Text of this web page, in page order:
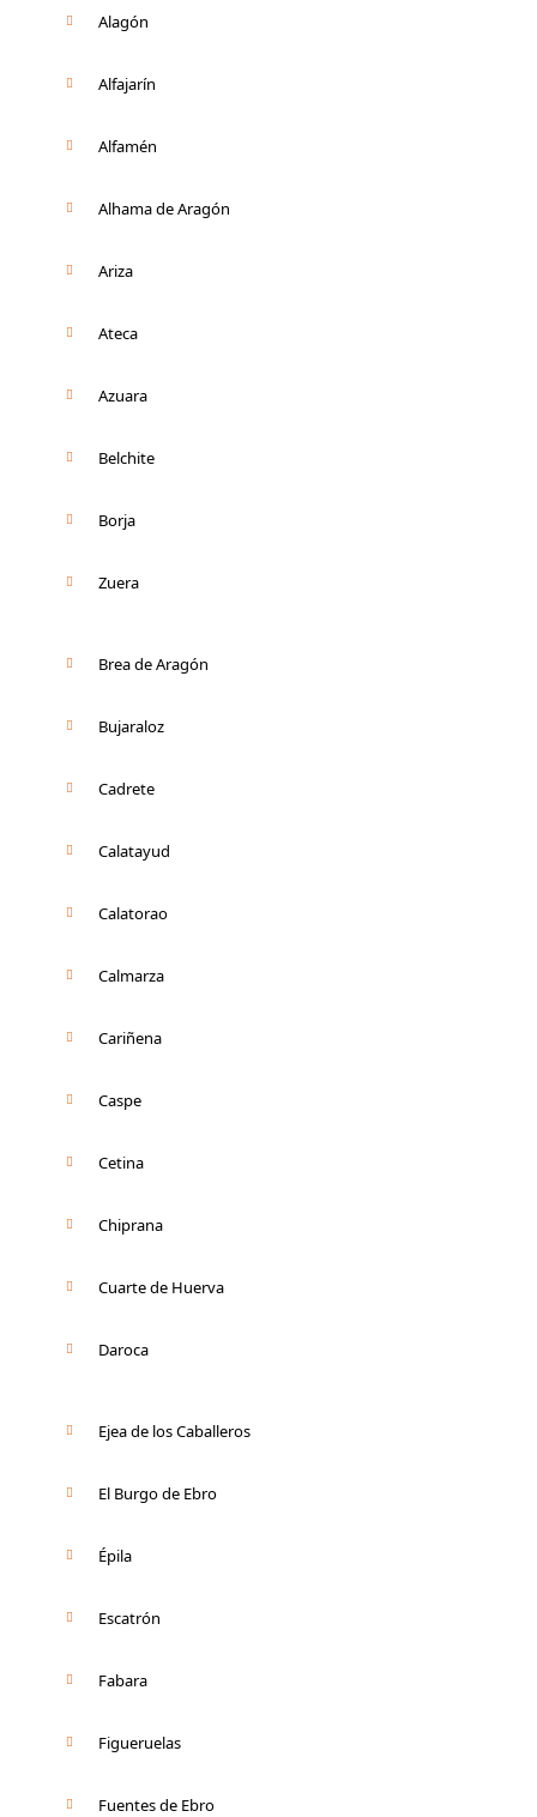
Alagón
Alfajarín
Alfamén
Alhama de Aragón
Ariza
Ateca
Azuara
Belchite
Borja
Zuera
Brea de Aragón
Bujaraloz
Cadrete
Calatayud
Calatorao
Calmarza
Cariñena
Caspe
Cetina
Chiprana
Cuarte de Huerva
Daroca
Ejea de los Caballeros
El Burgo de Ebro
Épila
Escatrón
Fabara
Figueruelas
Fuentes de Ebro